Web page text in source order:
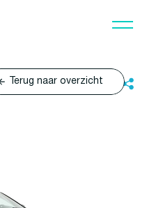
Terug naar overzicht